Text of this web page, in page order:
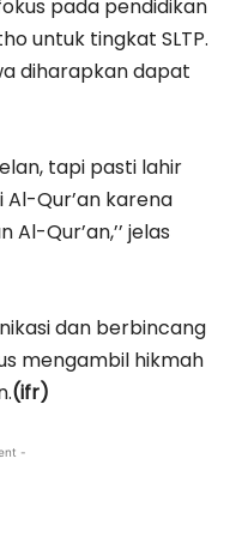
pada pendidikan
untuk tingkat SLTP.
diharapkan dapat
tapi pasti lahir
Qur’an karena
Qur’an,’’ jelas
dan berbincang
mengambil hikmah
(ifr)
-